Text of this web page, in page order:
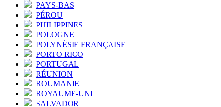
PAYS-BAS
PÉROU
PHILIPPINES
POLOGNE
POLYNÉSIE FRANÇAISE
PORTO RICO
PORTUGAL
RÉUNION
ROUMANIE
ROYAUME-UNI
SALVADOR